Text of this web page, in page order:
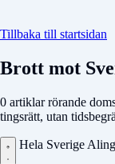
Tillbaka till startsidan
Brott mot
0 artiklar rörande
tingsrätt, utan
Hela Sverige